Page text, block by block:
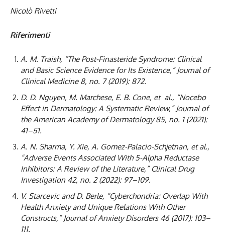
Nicolò Rivetti
Riferimenti
A. M. Traish, “The Post-Finasteride Syndrome: Clinical
and Basic Science Evidence for Its Existence,” Journal of
Clinical Medicine 8, no. 7 (2019): 872.
D. D. Nguyen, M. Marchese, E. B. Cone, et al., “Nocebo
Effect in Dermatology: A Systematic Review,” Journal of
the American Academy of Dermatology 85, no. 1 (2021):
41–51.
A. N. Sharma, Y. Xie, A. Gomez-Palacio-Schjetnan, et al.,
“Adverse Events Associated With 5-Alpha Reductase
Inhibitors: A Review of the Literature,” Clinical Drug
Investigation 42, no. 2 (2022): 97–109.
V. Starcevic and D. Berle, “Cyberchondria: Overlap With
Health Anxiety and Unique Relations With Other
Constructs,” Journal of Anxiety Disorders 46 (2017): 103–
111.